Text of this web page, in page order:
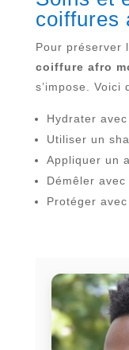
coiffures
Pour préserver
coiffure afro
s’impose. Voici
Hydrater
Utiliser un
Appliquer un
Démêler
Protéger